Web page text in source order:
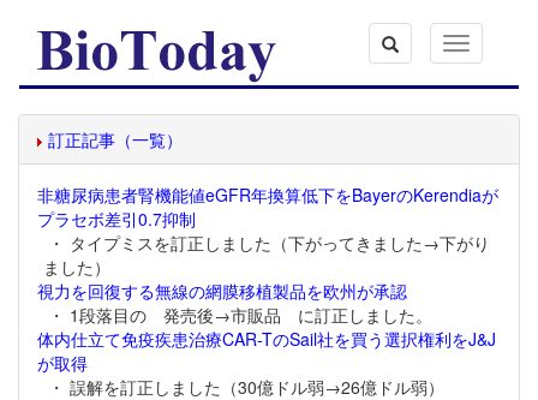
Toggle
navigation
訂正記事（一覧）
非糖尿病患者腎機能値eGFR年換算低下をBayerのKerendiaが
プラセボ差引0.7抑制
・ タイプミスを訂正しました（下がってきました→下がり
ました）
視力を回復する無線の網膜移植製品を欧州が承認
・ 1段落目の 発売後→市販品 に訂正しました。
体内仕立て免疫疾患治療CAR-TのSail社を買う選択権利をJ&J
が取得
・ 誤解を訂正しました（30億ドル弱→26億ドル弱）